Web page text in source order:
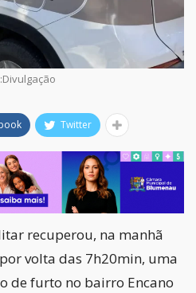
Twitter
recuperou, na manhã
volta das 7h20min, uma
de furto no bairro Encano